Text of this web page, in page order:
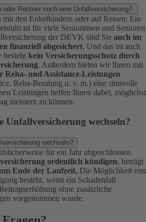
oder Rentner noch eine Unfallversicherung?
mit den Enkelkindern oder auf Reisen: Ein
ist für viele Seniorinnen und Senioren
der DEVK sind Sie auch im
finanziell abgesichert. Und das ist auch
besteht kein Versicherungsschutz durch
. Außerdem bieten wir Ihnen mit
Reha- und Assistance-Leistungen
Reha-Beratung u. v. m.) eine sinnvolle
Leistungen helfen Ihnen dabei, möglichst
meistern zu können.
Unfallversicherung wechseln?
wechseln?
für ein Jahr abgeschlossen.
ordentlich kündigen, beträgt
Ende der Laufzeit. Die Möglichkeit
besteht, wenn ein Schadenfall
ohne zusätzliche
vorgenommen wurde.